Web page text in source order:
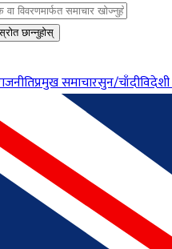
छान्नुहोस्
प्रमुख समाचारसुन/चाँदीविदेशी